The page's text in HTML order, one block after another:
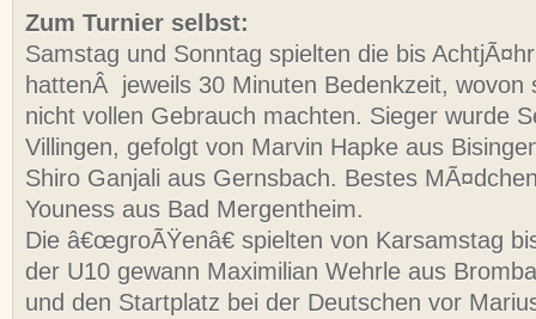
Zum Turnier selbst:
Samstag und Sonntag spielten die bis
hattenÂ jeweils 30 Minuten Bedenkzeit, wovon
nicht vollen Gebrauch machten. Sieger wurde
Villingen, gefolgt von Marvin Hapke aus
Shiro Ganjali aus Gernsbach. Bestes
Youness aus Bad Mergentheim.
Die â€œgroÃŸenâ€ spielten von Karsamstag
der U10 gewann Maximilian Wehrle aus
und den Startplatz bei der Deutschen vor